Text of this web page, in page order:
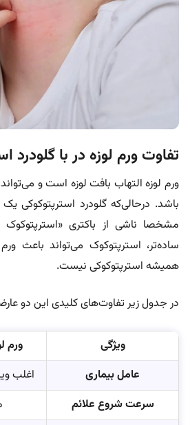
تفاوت ورم لوزه در با گلودرد
ورم لوزه التهاب بافت لوزه‌ است و
باشد. در‌حالی‌که گلودرد استرپتوکوکی یک
ساده‌تر، استرپتوکوک می‌تواند باعث
همیشه استرپتوکوکی نیست.
در جدول زیر تفاوت‌های کلیدی این دو
ویژگی
ورم
عامل بیماری
اغلب
سرعت شروع علائم